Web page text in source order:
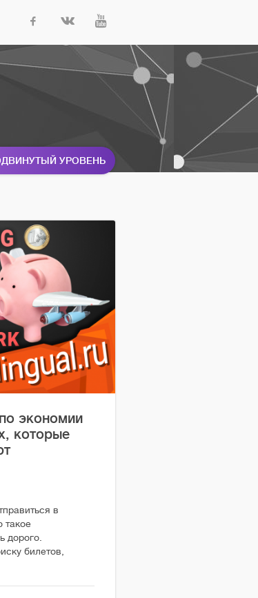
УРОВЕНЬ
экономии
которые
в
такое
дорого.
билетов,